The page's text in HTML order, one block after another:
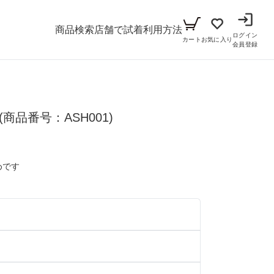
商品検索
シーン
リクルート
小物セット（ブラックフォーマル用）
店舗で試着利用方法
カート お気に入り
ログイン
会員登録
(商品番号：ASH001)
です